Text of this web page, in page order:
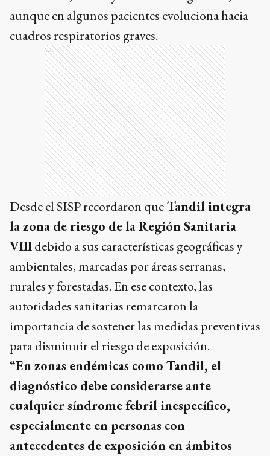
aunque en algunos pacientes evoluciona hacia
cuadros respiratorios graves.
Ads
Desde el SISP recordaron queTandil integra
la zona de riesgo de la Región Sanitaria
VIIIdebido a sus características geográficas y
ambientales, marcadas por áreas serranas,
rurales y forestadas. En ese contexto, las
autoridades sanitarias remarcaron la
importancia de sostener las medidas preventivas
para disminuir el riesgo de exposición.
“En zonas endémicas como Tandil, el
diagnóstico debe considerarse ante
cualquier síndrome febril inespecífico,
especialmente en personas con
antecedentes de exposición en ámbitos